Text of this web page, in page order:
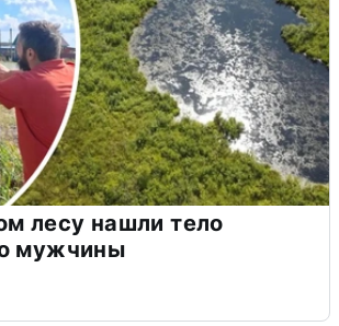
лесу нашли тело
мужчины